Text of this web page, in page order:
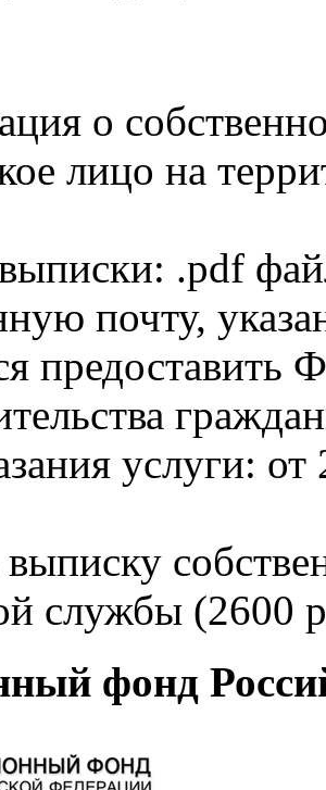
о
лицо на
.pdf
почту,
услуги: от
выписку
службы (2600
фонд